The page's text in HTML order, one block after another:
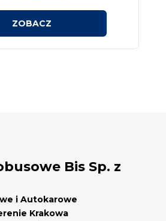
Bis Sp. z
i Autokarowe
Krakowa